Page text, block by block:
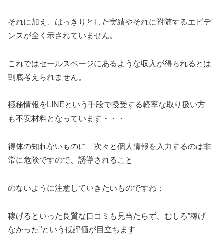
それに加え、はっきりとした実績やそれに附随するエビデ
ンスが全く示されていません。
これではセールスページにあるような収入が得られるとは
到底考えられません。
極秘情報をLINEという手段で授受する軽率な取り扱い方
も不安材料となっています・・・
得体の知れないものに、次々と個人情報を入力するのは非
常に危険ですので、誘導されること
のないように注意していきたいものですね；
稼げるといった良質な口コミも見当たらず、むしろ”稼げ
なかった”という低評価が目立ちます